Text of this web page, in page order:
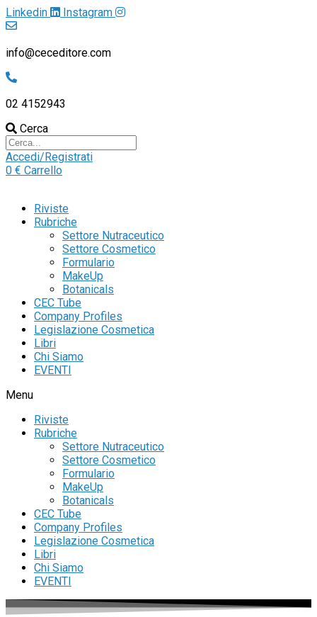
Linkedin Instagram
info@ceceditore.com
02 4152943
Cerca
Accedi/Registrati
0 € Carrello
Riviste
Rubriche
Settore Nutraceutico
Settore Cosmetico
Formulario
MakeUp
Botanicals
CEC Tube
Company Profiles
Legislazione Cosmetica
Libri
Chi Siamo
EVENTI
Menu
Riviste
Rubriche
Settore Nutraceutico
Settore Cosmetico
Formulario
MakeUp
Botanicals
CEC Tube
Company Profiles
Legislazione Cosmetica
Libri
Chi Siamo
EVENTI